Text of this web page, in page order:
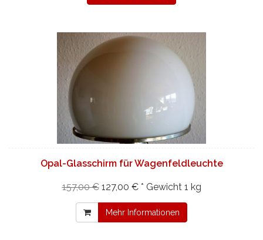
Opal-Glasschirm für Wagenfeldleuchte
157,00 € 127,00 € * Gewicht 1 kg
Mehr Informationen